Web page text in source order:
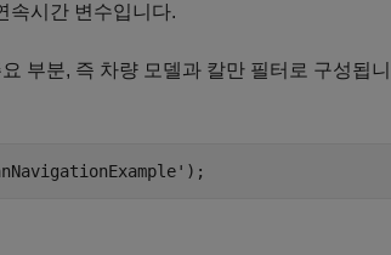
속시간 변수입니다.
부분, 즉 차량 모델과 칼만 필터로 구성됩